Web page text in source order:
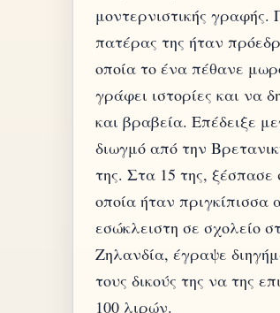
μοντερνιστικής γραφής.
πατέρας της ήταν
οποία το ένα πέθανε
γράφει ιστορίες και να
και βραβεία. Επέδειξε
διωγμό από την
της. Στα 15 της,
οποία ήταν πριγκίπισσα
εσώκλειστη σε σχολείο
Ζηλανδία, έγραψε
τους δικούς της να της